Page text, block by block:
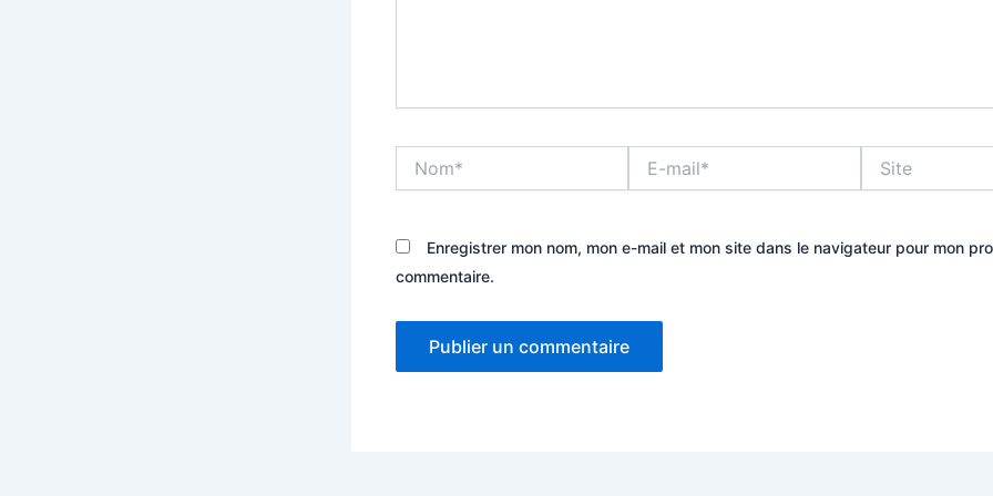
mail*
Enregistrer mon nom, mon e-mail et mon site dans le navigateur pour mon
commentaire.